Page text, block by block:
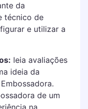
da
técnico de
e utilizar a
leia avaliações
ideia da
de um
na